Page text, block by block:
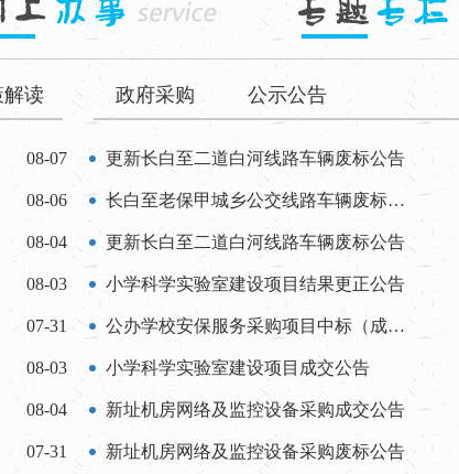
一小”重点群体 长白交...
读
08-07
08-06
08-04
08-03
07-31
08-03
08-04
07-31
政府采购 公示公告
更新长白至二道白河线路车辆废标公告
长白至老保甲城乡公交线路车辆废标公告
更新长白至二道白河线路车辆废标公告
小学科学实验室建设项目结果更正公告
公办学校安保服务采购项目中标（成交）公告
小学科学实验室建设项目成交公告
新址机房网络及监控设备采购成交公告
新址机房网络及监控设备采购废标公告